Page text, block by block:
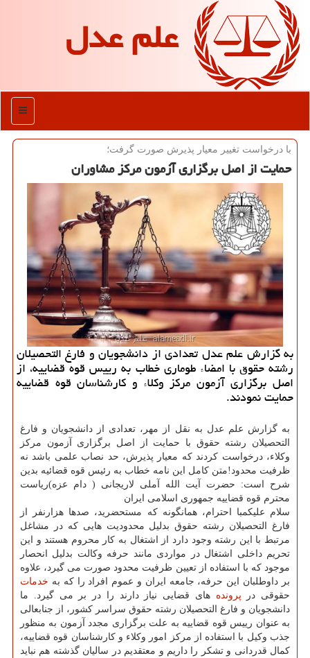
علم عدل
منو
با درخواست تغییر معیار پذیرش صورت گرفت؛
حمایت از اصل برگزاری آزمون مركز مشاوران
به گزارش علم عدل تعدادی از دانشجویان و فارغ التحصیلان
رشته حقوق با امضاء طوماری خطاب به رییس قوه قضاییه، از
اصل برگزاری آزمون مركز وكلاء و كارشناسان قوه قضاییه
حمایت نمودند.
به گزارش علم عدل به نقل از مهر، تعدادی از دانشجویان و فارغ
التحصیلان رشته حقوق با حمایت از اصل برگزاری آزمون مركز
وكلاء، درخواست كردند كه معیار پذیرش، حد نصاب علمی باشد نه
ظرفیت محدود!متن كامل این نامه خطاب به رئیس قوه قضائیه بدین
شرح است: حضرت آیت الله آملی لاریجانی ( دام عزه)ریاست
محترم قوه قضاییه جمهوری اسلامی ایران
سلام علیكمبا احترام، همانگونه كه مستحضرید، صدها هزارنفر از
فارغ التحصیلان رشته حقوق بدلیل محدودیت هایی كه در مشاغل
مرتبط با این رشته وجود دارد از اشتغال به كار محروم هستند و این
تحریم داخلی اشتغال در مواردی مانند حرفه وكالت بدلیل انحصار
موجود كه با استفاده از تعیین ظرفیت محدود صورت می گیرد، علاوه
بر داوطلبان این حرفه، جامعه ایران و عموم افراد را كه به خدمات
حقوقی در پرونده های قضایی نیاز دارند را در بر می گیرد. ما
دانشجویان و فارغ التحصیلان رشته حقوق سراسر كشور، از جنابعالی
به عنوان رییس قوه قضاییه به علت برگزاری مجدد آزمون به منظور
جذب وكیل با استفاده از مركز امور وكلاء و كارشناسان قوه قضاییه،
كمال قدردانی و تشكر را داریم و معتقدیم در سالیان گذشته هم نباید